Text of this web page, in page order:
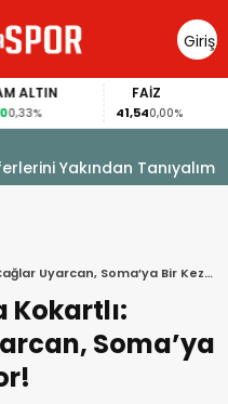
Giriş
Yap
FAİZ
41,540,00%
Yakından Tanıyalım
Uyarcan, Soma’ya Bir Kez
Kokartlı:
Soma’ya